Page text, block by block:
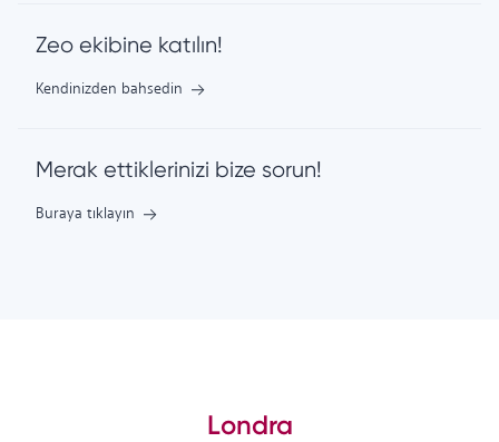
Zeo ekibine katılın!
Kendinizden bahsedin
Merak ettiklerinizi bize sorun!
Buraya tıklayın
Londra